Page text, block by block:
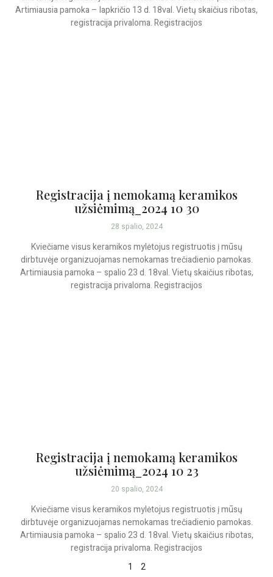
Artimiausia pamoka – lapkričio 13 d. 18val. Vietų skaičius ribotas,
registracija privaloma. Registracijos
Registracija į nemokamą keramikos
užsiėmimą_2024 10 30
28 spalio, 2024
Kviečiame visus keramikos mylėtojus registruotis į mūsų
dirbtuvėje organizuojamas nemokamas trečiadienio pamokas.
Artimiausia pamoka – spalio 23 d. 18val. Vietų skaičius ribotas,
registracija privaloma. Registracijos
Registracija į nemokamą keramikos
užsiėmimą_2024 10 23
20 spalio, 2024
Kviečiame visus keramikos mylėtojus registruotis į mūsų
dirbtuvėje organizuojamas nemokamas trečiadienio pamokas.
Artimiausia pamoka – spalio 23 d. 18val. Vietų skaičius ribotas,
registracija privaloma. Registracijos
1
2